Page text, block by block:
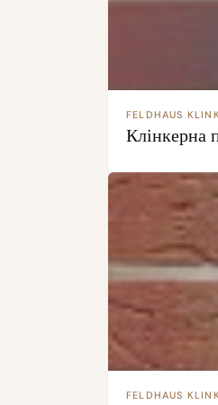
FELDHAUS
Клінкерна
FELDHAUS